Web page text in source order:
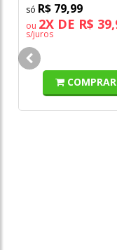
R$ 79,99
ou 2X DE R$
s/juros
COMPRAR